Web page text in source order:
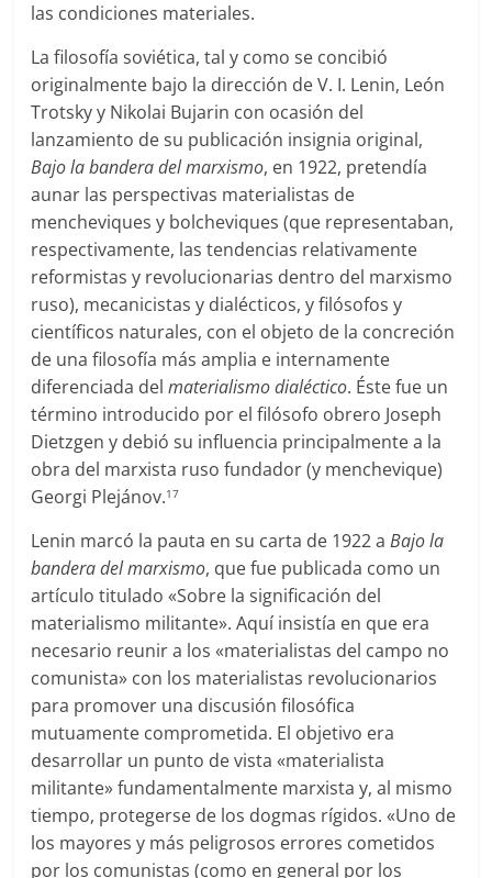
las condiciones materiales.
La filosofía soviética, tal y como se concibió
originalmente bajo la dirección de V. I. Lenin, León
Trotsky y Nikolai Bujarin con ocasión del
lanzamiento de su publicación insignia original,
Bajo la bandera del marxismo, en 1922, pretendía
aunar las perspectivas materialistas de
mencheviques y bolcheviques (que representaban,
respectivamente, las tendencias relativamente
reformistas y revolucionarias dentro del marxismo
ruso), mecanicistas y dialécticos, y filósofos y
científicos naturales, con el objeto de la concreción
de una filosofía más amplia e internamente
diferenciada delmaterialismo dialéctico. Éste fue un
término introducido por el filósofo obrero Joseph
Dietzgen y debió su influencia principalmente a la
obra del marxista ruso fundador (y menchevique)
Georgi Plejánov.17
Lenin marcó la pauta en su carta de 1922 aBajo la
bandera del marxismo, que fue publicada como un
artículo titulado «Sobre la significación del
materialismo militante». Aquí insistía en que era
necesario reunir a los «materialistas del campo no
comunista» con los materialistas revolucionarios
para promover una discusión filosófica
mutuamente comprometida. El objetivo era
desarrollar un punto de vista «materialista
militante» fundamentalmente marxista y, al mismo
tiempo, protegerse de los dogmas rígidos. «Uno de
los mayores y más peligrosos errores cometidos
por los comunistas (como en general por los